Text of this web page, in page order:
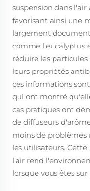
suspension dans
favorisant ainsi une
largement
comme l'eucalyptus
réduire les particules
leurs propriétés
ces informations
qui ont montré
cas pratiques ont
de diffuseurs
moins de problèmes
les utilisateurs.
l'air rend
lorsque vous êtes